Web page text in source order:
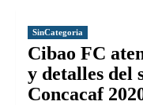
SinCategoria
Cibao FC
y detalles del
Concacaf